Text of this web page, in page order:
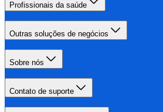
Profissionais da saúde
Outras soluções de negócios
Sobre nós
Contato de suporte